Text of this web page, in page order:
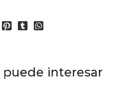
interesar